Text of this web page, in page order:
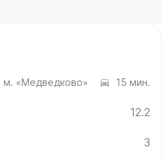
м. «Медведково» 15 мин.
12.2
3